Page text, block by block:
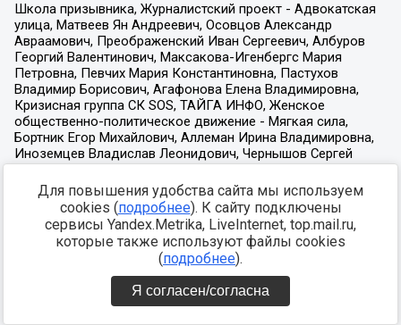
Для повышения удобства сайта мы используем
cookies (подробнее). К сайту подключены
сервисы Yandex.Metrika, LiveInternet, top.mail.ru,
которые также используют файлы cookies
(подробнее).
Я согласен/согласна